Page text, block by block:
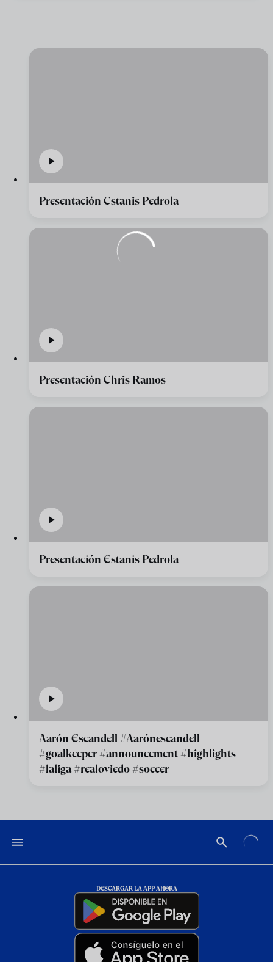
Presentación Estanis Pedrola
Presentación Chris Ramos
Presentación Estanis Pedrola
Aarón Escandell #Aarónescandell
#goalkeeper #announcement #highlights
#laliga #realoviedo #soccer
DESCARGAR LA APP AHORA